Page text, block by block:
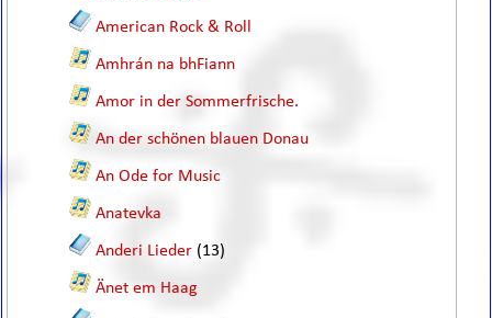
American Rock & Roll
Amhrán na bhFiann
Amor in der Sommerfrische.
An der schönen blauen Donau
An Ode for Music
Anatevka
Anderi Lieder (13)
Änet em Haag